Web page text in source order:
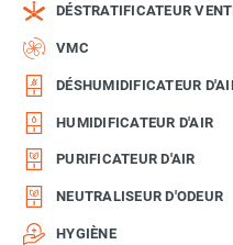
DÉSTRATIFICATEUR
VMC
DÉSHUMIDIFICATEUR
HUMIDIFICATEUR D'AIR
PURIFICATEUR D'AIR
NEUTRALISEUR D'ODEUR
HYGIÈNE